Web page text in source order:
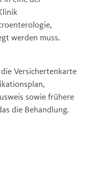
werden muss.
Versichertenkarte
sowie frühere
die Behandlung.